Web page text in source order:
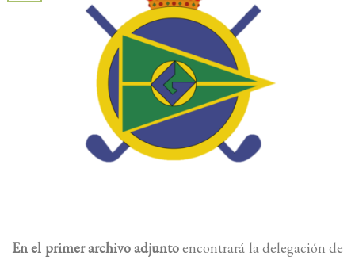
En el primer archivo adjuntoencontrará la delegación de